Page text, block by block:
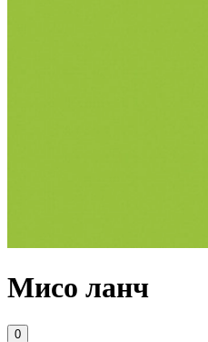
Мисо ланч
0